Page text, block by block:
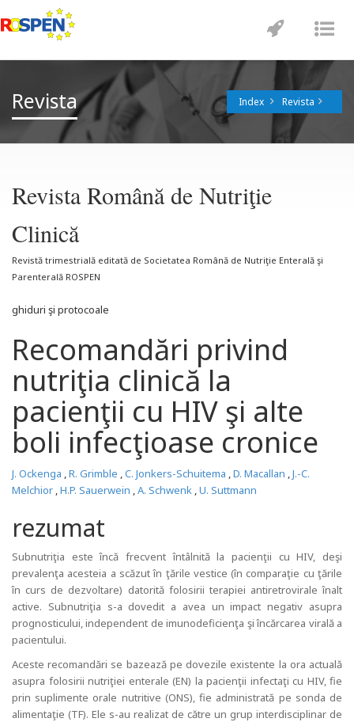
Revista Index Revista
Revista Română de Nutriţie
Clinică
Revistă trimestrială editată de Societatea Română de Nutriţie Enterală şi
Parenterală ROSPEN
ghiduri şi protocoale
Recomandări privind
nutriţia clinică la
pacienţii cu HIV şi alte
boli infecţioase cronice
J. Ockenga ,R. Grimble ,C. Jonkers-Schuitema ,D. Macallan ,J.-C.
Melchior ,H.P. Sauerwein ,A. Schwenk ,U. Suttmann
rezumat
Subnutriţia este încă frecvent întâlnită la pacienţii cu HIV, deşi
prevalenţa acesteia a scăzut în ţările vestice (în comparaţie cu ţările
în curs de dezvoltare) datorită folosirii terapiei antiretrovirale înalt
active. Subnutriţia s-a dovedit a avea un impact negativ asupra
prognosticului, independent de imunodeficienţa şi încărcarea virală a
pacientului.
Aceste recomandări se bazează pe dovezile existente la ora actuală
asupra folosirii nutriţiei enterale (EN) la pacienţii infectaţi cu HIV, fie
prin suplimente orale nutritive (ONS), fie administrată pe sonda de
alimentaţie (TF). Ele s-au realizat de către un grup interdisciplinar de